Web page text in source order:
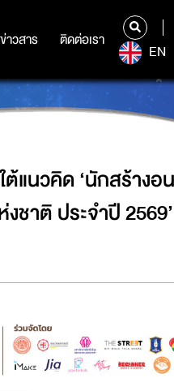
าวสาร ติดต่อเรา
าวสาร ติดต่อเรา
EN
ในงาน ‘ถนนส
แนวคิด ‘นักสร้างอ
ชาติ ประจำปี 2569’